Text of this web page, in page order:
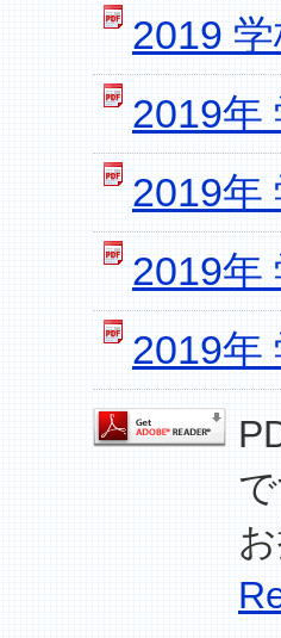
2019
2019年
2019年
2019年
2019年
で